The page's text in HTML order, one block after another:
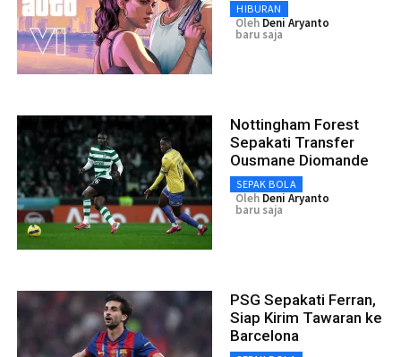
HIBURAN
Oleh Deni Aryanto
baru saja
Nottingham Forest
Sepakati Transfer
Ousmane Diomande
SEPAK BOLA
Oleh Deni Aryanto
baru saja
PSG Sepakati Ferran,
Siap Kirim Tawaran ke
Barcelona